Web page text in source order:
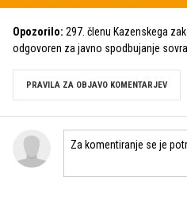
Opozorilo: 297. členu Kazenskega
odgovoren za javno spodbujanje
PRAVILA ZA OBJAVO KOMENTARJEV